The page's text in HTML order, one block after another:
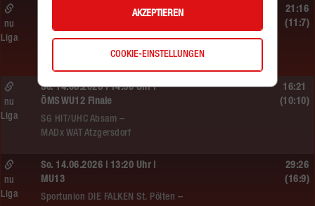
So. 14.06.2026 | 16:40 Uhr |
BT Füchse –
MADx WAT Atzgersdorf
nu
Liga
21:16
(11:7)
So. 14.06.2026 | 14:30 Uhr |
ÖMS WU12 Finale
SG HIT/UHC Absam –
MADx WAT Atzgersdorf
nu
Liga
16:21
(10:10)
So. 14.06.2026 | 13:20 Uhr |
MU13
Sportunion DIE FALKEN St. Pölten –
nu
Liga
29:26
(16:9)
AKZEPTIEREN
COOKIE-EINSTELLUNGEN